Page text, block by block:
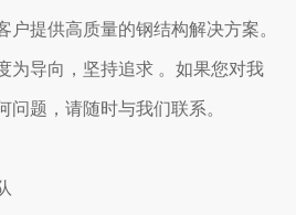
户提供高质量的钢结构解决方案。
为导向，坚持追求 。如果您对我
问题，请随时与我们联系。